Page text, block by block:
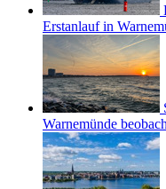
Erstanlauf in
Warnemünde